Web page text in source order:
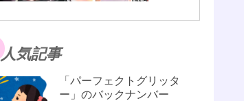
人気記事
「パーフェクトグリッタ
ー」のバックナンバー